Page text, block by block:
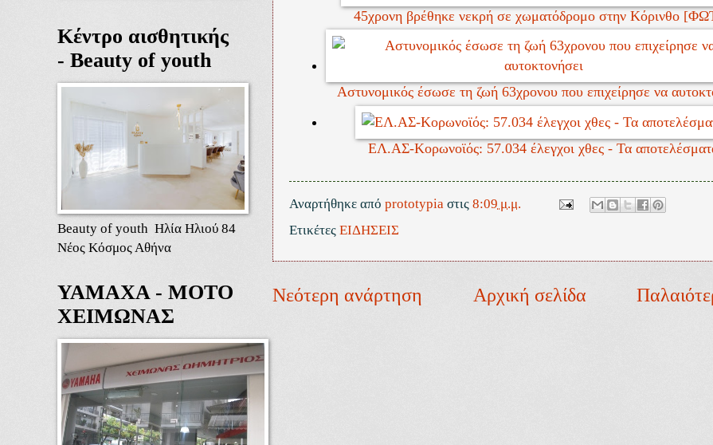
45χρονη βρέθηκε νεκρή σε χωματόδρομο στην Κόρινθο
Αστυνομικός έσωσε τη ζωή 63χρονου που επιχείρησε να
ΕΛ.ΑΣ-Κορωνοϊός: 57.034 έλεγχοι χθες - Τα
Αναρτήθηκε από prototypia στις 8:09 μ.μ.
Ετικέτες ΕΙΔΗΣΕΙΣ
Νεότερη ανάρτηση Αρχική σελίδα
Κέντρο αισθητικής
- Beauty of youth
Beauty of youth Ηλία Ηλιού 84
Νέος Κόσμος Αθήνα
ΥΑΜΑΧΑ - ΜΟΤΟ
ΧΕΙΜΩΝΑΣ